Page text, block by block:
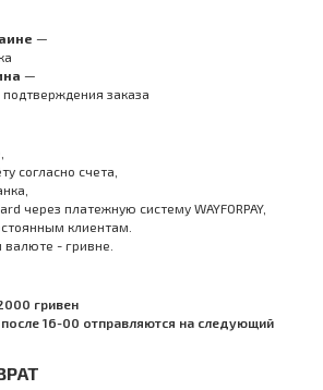
—
—
заказа
согласно счета,
через платежную систему WAYFORPAY,
клиентам.
валюте - гривне.
гривен
16-00 отправляются на следующий